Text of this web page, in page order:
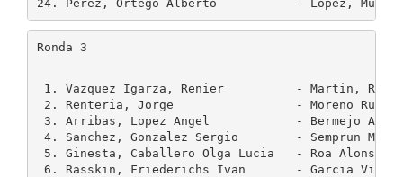
Ronda 3
1. Vazquez Igarza, Renier          - Martin,
2. Renteria, Jorge                 - Moreno
3. Arribas, Lopez Angel            - Bermejo
4. Sanchez, Gonzalez Sergio        - Semprun
5. Ginesta, Caballero Olga Lucia   - Roa
6. Rasskin, Friederichs Ivan       - Garcia